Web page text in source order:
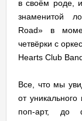
в своём роде,
знаменитой
Road» в
четвёрки с
Hearts Club
Все, что мы
от
поп-арт, до